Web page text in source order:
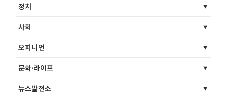
정치
사회
오피니언
문화·라이프
뉴스발전소